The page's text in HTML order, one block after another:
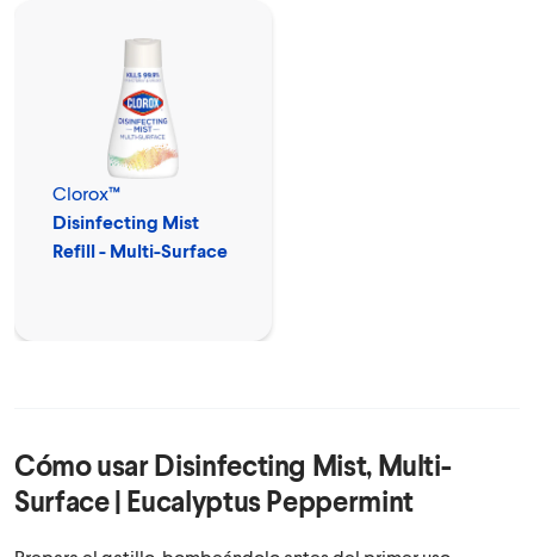
Clorox™
Disinfecting Mist
Refill - Multi-Surface
Cómo usarDisinfecting Mist, Multi-
Surface | Eucalyptus Peppermint